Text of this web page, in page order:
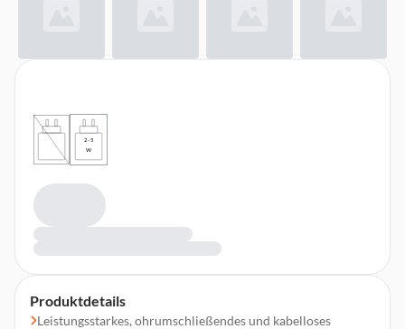
Produktdetails
Leistungsstarkes, ohrumschließendes und kabelloses
2 - 5
W